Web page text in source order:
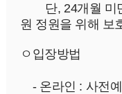
단, 24개월 미
원 정원을 위해 보
ㅇ입장방법
- 온라인 : 사전